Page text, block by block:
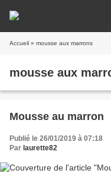
Accueil » mousse aux marrons
mousse aux
Mousse au marron
Publié le 26/01/2019 à 07:18
Par laurette82